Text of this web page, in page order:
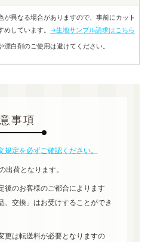
が異なる場合がありますので、事前にカット
しています。 →生地サンプル請求はこちら
白剤のご使用は避けてください。
事項
定を必ずご確認ください。
出荷となります。
後のお客様のご都合によります
、交換」はお受けすることができ
更は転送料が必要となりますの